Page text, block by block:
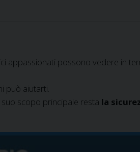
appassionati possono vedere in
può aiutarti.
suo scopo principale resta la